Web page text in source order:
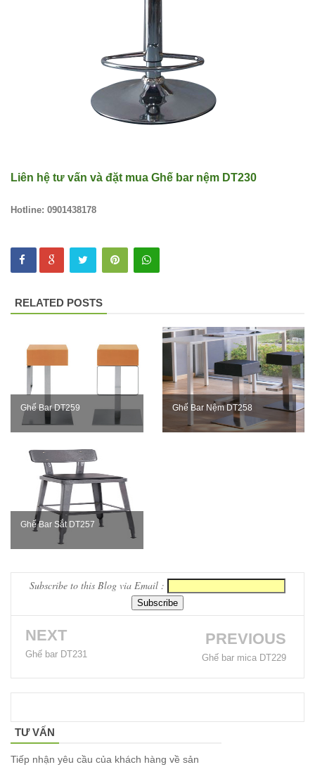
nhôm đúc
ốp gỗ nhựa
Bộ bàn ghế
trời ban
kính cường
lực 277
Bộ bàn ghế
sắt decor
quán cafe
nhà hàng
Ghế
Wishbone
Bộ bàn ghế
sofa gỗ nhà
Liên hệ tư vấn và đặt mua Ghế bar nệm DT230
Hotline: 0901438178
RELATED POSTS
Ghế Bar DT259 Ghế Bar Nệm DT258
Ghế Bar Sắt DT257
Subscribe to this Blog via Email :
NEXT
Ghế bar DT231
PREVIOUS
Ghế bar mica DT229
TƯ VẤN
Tiếp nhận yêu cầu của khách hàng về sản